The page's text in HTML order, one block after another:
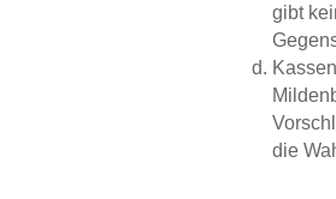
gibt
die